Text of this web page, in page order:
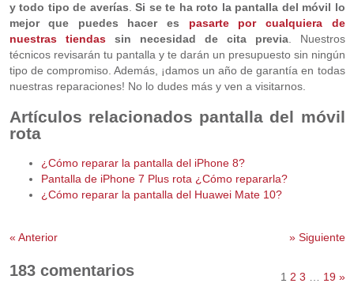
y todo tipo de averías Si se te ha roto la pantalla del móvil lo
mejor que puedes hacer es pasarte por cualquiera de
nuestras tiendassin necesidad de cita previa. Nuestros
técnicos revisarán tu pantalla y te darán un presupuesto sin ningún
tipo de compromiso. Además, ¡damos un año de garantía en todas
nuestras reparaciones! No lo dudes más y ven a visitarnos.
Artículos relacionados pantalla del móvil
rota
¿Cómo reparar la pantalla del iPhone 8?
Pantalla de iPhone 7 Plus rota ¿Cómo repararla?
¿Cómo reparar la pantalla del Huawei Mate 10?
« Anterior »Siguiente
183 comentarios 1 2 3 19 »